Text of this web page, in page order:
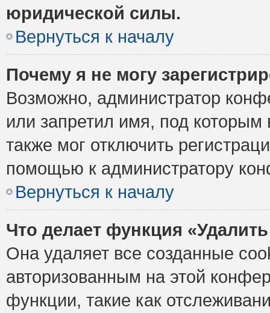
юридической силы.
Вернуться к началу
Почему я не могу
Возможно, администратор
или запретил имя, под которым
также мог отключить
помощью к администратору
Вернуться к началу
Что делает функция
Она удаляет все созданные
авторизованным на этой
функции, такие как